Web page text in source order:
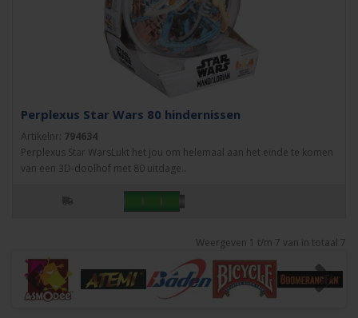
Perplexus Star Wars 80 hindernissen
Artikelnr: 794634
Perplexus Star WarsLukt het jou om helemaal aan het einde te komen
van een 3D-doolhof met 80 uitdage..
Weergeven 1 t/m 7 van in totaal 7